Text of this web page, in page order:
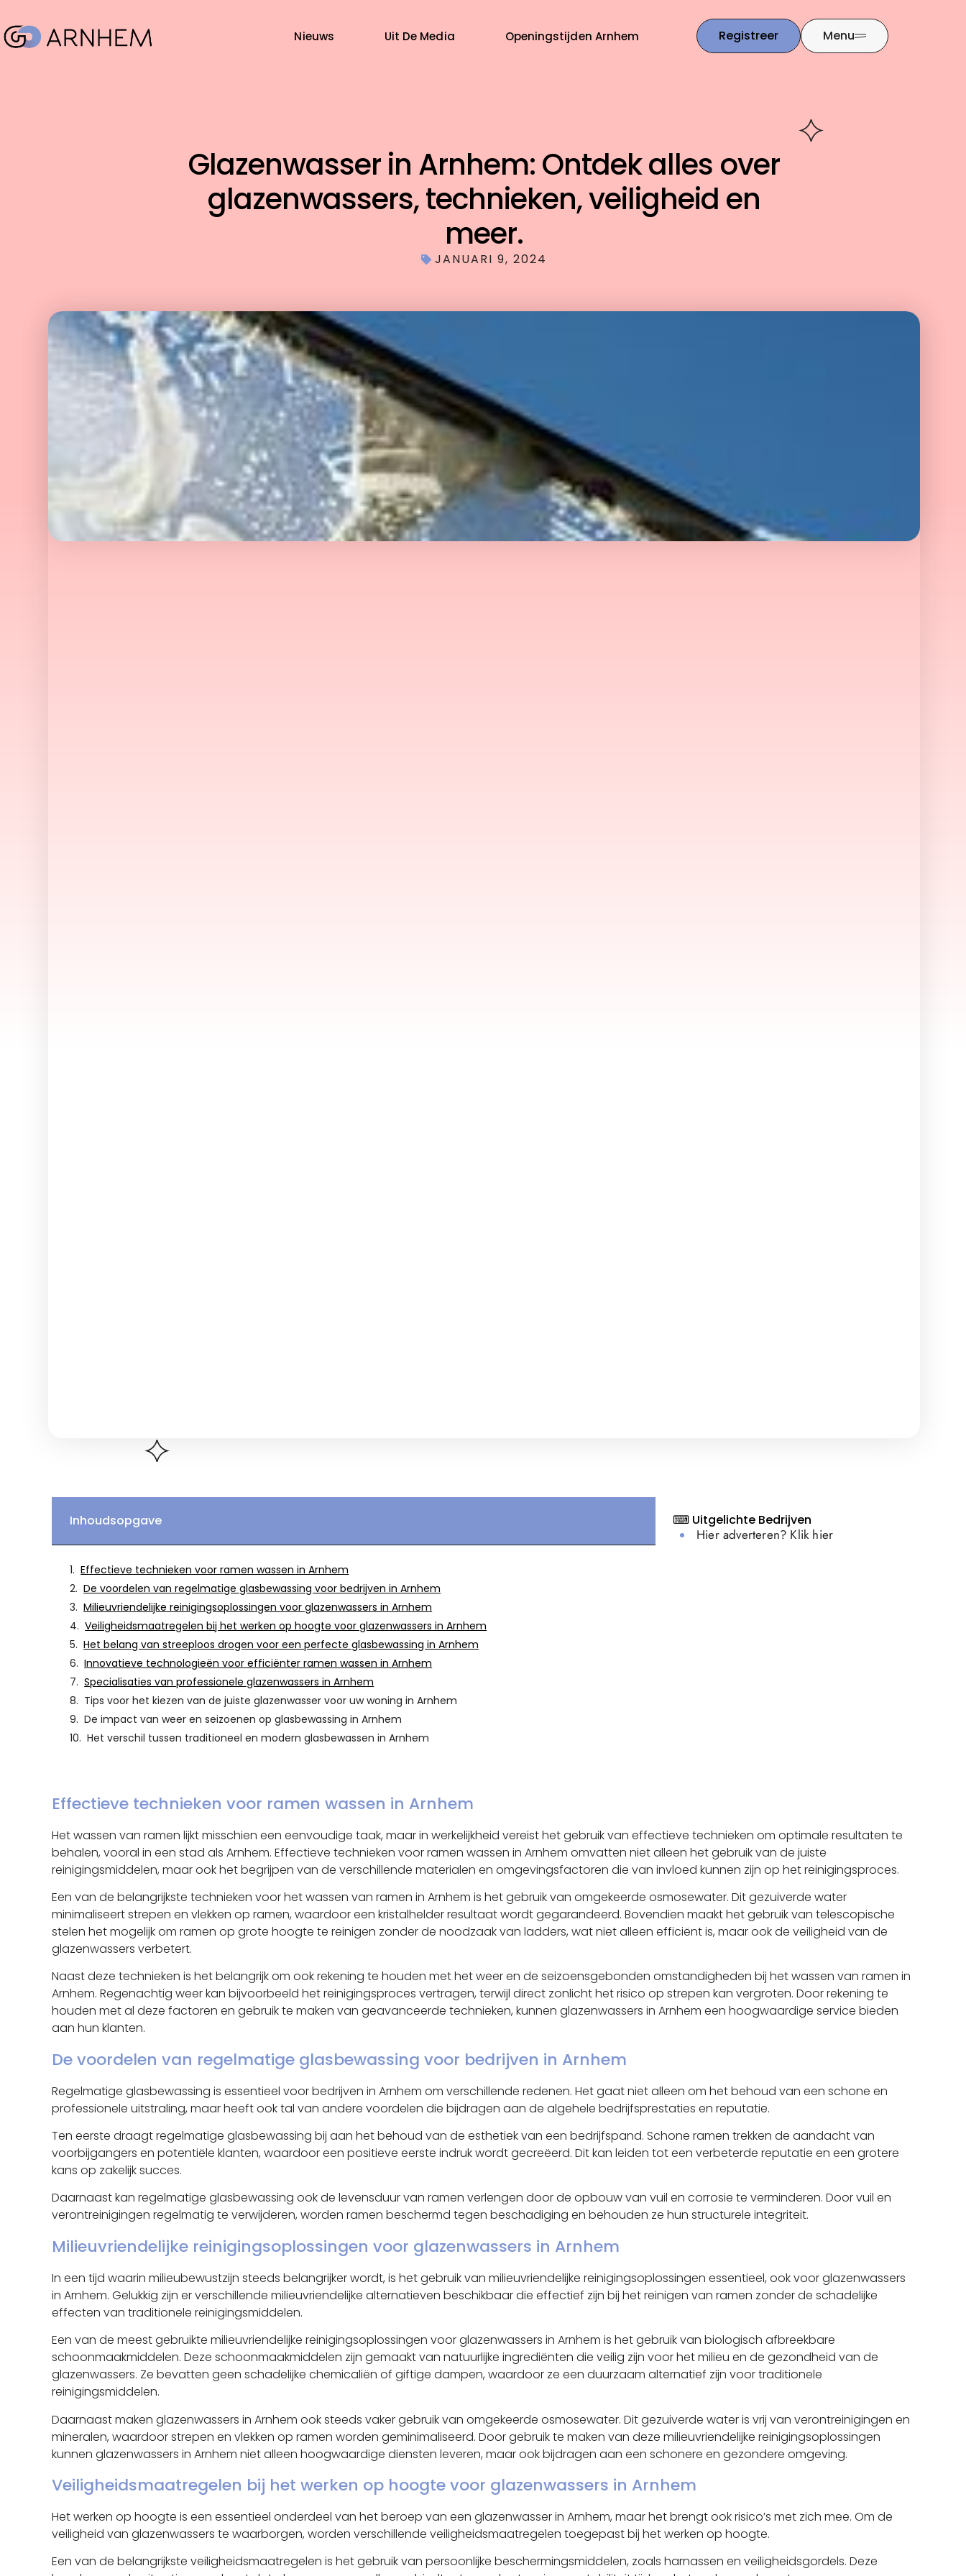
Nieuws Uit De Media Openingstijden Arnhem Registreer Menu
Glazenwasser in Arnhem: Ontdek alles over
glazenwassers, technieken, veiligheid en
meer.
JANUARI 9, 2024
Inhoudsopgave
Effectieve technieken voor ramen wassen in Arnhem
De voordelen van regelmatige glasbewassing voor bedrijven in Arnhem
Milieuvriendelijke reinigingsoplossingen voor glazenwassers in Arnhem
Veiligheidsmaatregelen bij het werken op hoogte voor glazenwassers in Arnhem
Het belang van streeploos drogen voor een perfecte glasbewassing in Arnhem
Innovatieve technologieën voor efficiënter ramen wassen in Arnhem
Specialisaties van professionele glazenwassers in Arnhem
Tips voor het kiezen van de juiste glazenwasser voor uw woning in Arnhem
De impact van weer en seizoenen op glasbewassing in Arnhem
Het verschil tussen traditioneel en modern glasbewassen in Arnhem
⌨ Uitgelichte Bedrijven
Hier adverteren? Klik hier
Effectieve technieken voor ramen wassen in Arnhem
Het wassen van ramen lijkt misschien een eenvoudige taak, maar in werkelijkheid vereist het gebruik van effectieve technieken om optimale resultaten te
behalen, vooral in een stad als Arnhem. Effectieve technieken voor ramen wassen in Arnhem omvatten niet alleen het gebruik van de juiste
reinigingsmiddelen, maar ook het begrijpen van de verschillende materialen en omgevingsfactoren die van invloed kunnen zijn op het reinigingsproces.
Een van de belangrijkste technieken voor het wassen van ramen in Arnhem is het gebruik van omgekeerde osmosewater. Dit gezuiverde water
minimaliseert strepen en vlekken op ramen, waardoor een kristalhelder resultaat wordt gegarandeerd. Bovendien maakt het gebruik van telescopische
stelen het mogelijk om ramen op grote hoogte te reinigen zonder de noodzaak van ladders, wat niet alleen efficiënt is, maar ook de veiligheid van de
glazenwassers verbetert.
Naast deze technieken is het belangrijk om ook rekening te houden met het weer en de seizoensgebonden omstandigheden bij het wassen van ramen in
Arnhem. Regenachtig weer kan bijvoorbeeld het reinigingsproces vertragen, terwijl direct zonlicht het risico op strepen kan vergroten. Door rekening te
houden met al deze factoren en gebruik te maken van geavanceerde technieken, kunnen glazenwassers in Arnhem een hoogwaardige service bieden
aan hun klanten.
De voordelen van regelmatige glasbewassing voor bedrijven in Arnhem
Regelmatige glasbewassing is essentieel voor bedrijven in Arnhem om verschillende redenen. Het gaat niet alleen om het behoud van een schone en
professionele uitstraling, maar heeft ook tal van andere voordelen die bijdragen aan de algehele bedrijfsprestaties en reputatie.
Ten eerste draagt regelmatige glasbewassing bij aan het behoud van de esthetiek van een bedrijfspand. Schone ramen trekken de aandacht van
voorbijgangers en potentiële klanten, waardoor een positieve eerste indruk wordt gecreëerd. Dit kan leiden tot een verbeterde reputatie en een grotere
kans op zakelijk succes.
Daarnaast kan regelmatige glasbewassing ook de levensduur van ramen verlengen door de opbouw van vuil en corrosie te verminderen. Door vuil en
verontreinigingen regelmatig te verwijderen, worden ramen beschermd tegen beschadiging en behouden ze hun structurele integriteit.
Milieuvriendelijke reinigingsoplossingen voor glazenwassers in Arnhem
In een tijd waarin milieubewustzijn steeds belangrijker wordt, is het gebruik van milieuvriendelijke reinigingsoplossingen essentieel, ook voor glazenwassers
in Arnhem. Gelukkig zijn er verschillende milieuvriendelijke alternatieven beschikbaar die effectief zijn bij het reinigen van ramen zonder de schadelijke
effecten van traditionele reinigingsmiddelen.
Een van de meest gebruikte milieuvriendelijke reinigingsoplossingen voor glazenwassers in Arnhem is het gebruik van biologisch afbreekbare
schoonmaakmiddelen. Deze schoonmaakmiddelen zijn gemaakt van natuurlijke ingrediënten die veilig zijn voor het milieu en de gezondheid van de
glazenwassers. Ze bevatten geen schadelijke chemicaliën of giftige dampen, waardoor ze een duurzaam alternatief zijn voor traditionele
reinigingsmiddelen.
Daarnaast maken glazenwassers in Arnhem ook steeds vaker gebruik van omgekeerde osmosewater. Dit gezuiverde water is vrij van verontreinigingen en
mineralen, waardoor strepen en vlekken op ramen worden geminimaliseerd. Door gebruik te maken van deze milieuvriendelijke reinigingsoplossingen
kunnen glazenwassers in Arnhem niet alleen hoogwaardige diensten leveren, maar ook bijdragen aan een schonere en gezondere omgeving.
Veiligheidsmaatregelen bij het werken op hoogte voor glazenwassers in Arnhem
Het werken op hoogte is een essentieel onderdeel van het beroep van een glazenwasser in Arnhem, maar het brengt ook risico’s met zich mee. Om de
veiligheid van glazenwassers te waarborgen, worden verschillende veiligheidsmaatregelen toegepast bij het werken op hoogte.
Een van de belangrijkste veiligheidsmaatregelen is het gebruik van persoonlijke beschermingsmiddelen, zoals harnassen en veiligheidsgordels. Deze